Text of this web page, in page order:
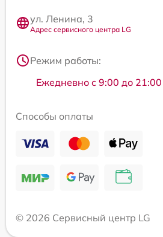
ул. Ленина, 3
Адрес сервисного центра LG
Режим работы:
Ежедневно с 9:00 до 21:00
Способы оплаты
© 2026 Сервисный центр LG